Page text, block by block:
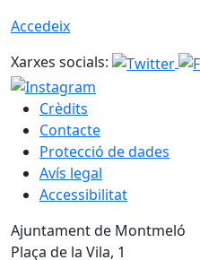
Accedeix
Xarxes socials:
Crèdits
Contacte
Protecció de dades
Avís legal
Accessibilitat
Ajuntament de Montmeló
Plaça de la Vila, 1